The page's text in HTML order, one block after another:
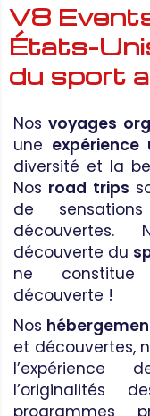
V8
États-
du sport
Nosvoyages
une expérience
diversité et la
Nos road trips
de
découverte du
ne
découverte !
Nos
et découvertes,
l’expérience
l’originalités
programmes